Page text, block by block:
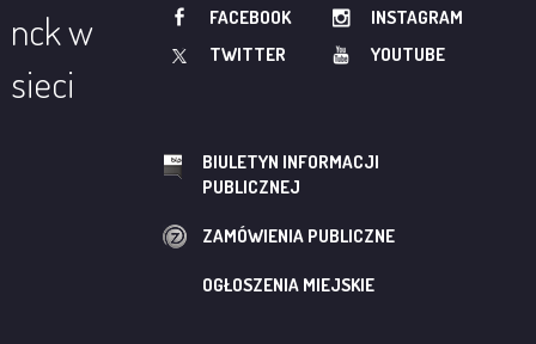
nck w
sieci
FACEBOOK
INSTAGRAM
TWITTER
YOUTUBE
BIULETYN INFORMACJI
PUBLICZNEJ
ZAMÓWIENIA PUBLICZNE
OGŁOSZENIA MIEJSKIE